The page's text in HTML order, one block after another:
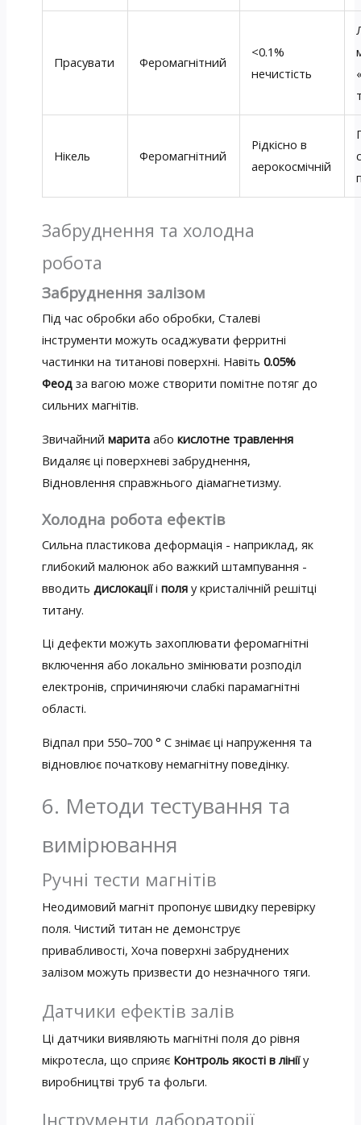
Прасувати Феромагнітний
<0.1%
нечистість
Нікель Феромагнітний
Рідкісно в
аерокосмічній
Забруднення та холодна
робота
Забруднення залізом
Під час обробки або обробки, Сталеві
інструменти можуть осаджувати ферритні
частинки на титанові поверхні. Навіть 0.05%
Феодза вагою може створити помітне потяг до
сильних магнітів.
Звичайний маритаабо кислотне травлення
Видаляє ці поверхневі забруднення,
Відновлення справжнього діамагнетизму.
Холодна робота ефектів
Сильна пластикова деформація - наприклад, як
глибокий малюнок або важкий штампування -
вводить дислокаціїі поляу кристалічній решітці
титану.
Ці дефекти можуть захоплювати феромагнітні
включення або локально змінювати розподіл
електронів, спричиняючи слабкі парамагнітні
області.
Відпал при 550–700 ° С знімає ці напруження та
відновлює початкову немагнітну поведінку.
6. Методи тестування та
вимірювання
Ручні тести магнітів
Неодимовий магніт пропонує швидку перевірку
поля. Чистий титан не демонструє
привабливості, Хоча поверхні забруднених
залізом можуть призвести до незначного тяги.
Датчики ефектів залів
Ці датчики виявляють магнітні поля до рівня
мікротесла, що сприяє Контроль якості в лініїу
виробництві труб та фольги.
Інструменти лабораторії